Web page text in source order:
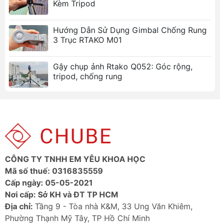
Lưu ý
Sản phẩm chưa bao gồm chân đế, sản phẩm
tại thị trường VN có một số tinh chỉnh phù hợp
hơn so với hình minh họa.
Kèm Tripod
Hướng Dẫn Sử Dụng Gimbal Chống Rung
3 Trục RTAKO M01
Gậy chụp ảnh Rtako Q052: Góc rộng,
tripod, chống rung
CÔNG TY TNHH EM YÊU KHOA HỌC
Mã số thuế: 0316835559
Cấp ngày: 05-05-2021
Nơi cấp: Sở KH và ĐT TP HCM
Địa chỉ: Tầng 9 - Tòa nhà K&M, 33 Ung Văn Khiêm,
Phường Thạnh Mỹ Tây, TP Hồ Chí Minh